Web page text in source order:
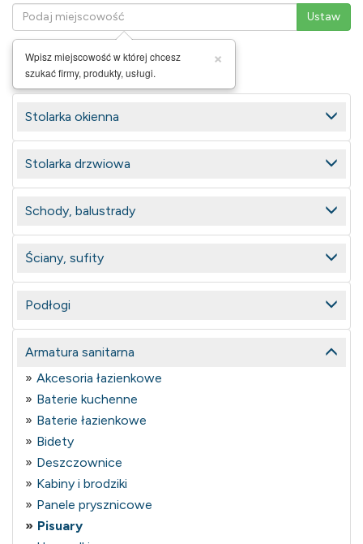
×
Wpisz miejscowość w której chcesz
szukać firmy, produkty, usługi.
Stolarka okienna
Stolarka drzwiowa
Schody, balustrady
Ściany, sufity
Podłogi
Armatura sanitarna
Akcesoria łazienkowe
Baterie kuchenne
Baterie łazienkowe
Bidety
Deszczownice
Kabiny i brodziki
Panele prysznicowe
Pisuary